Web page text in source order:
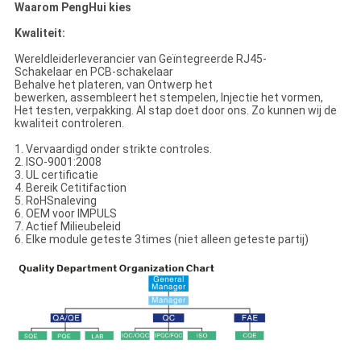
Waarom PengHui kies
Kwaliteit:
Wereldleiderleverancier van Geïntegreerde RJ45-
Schakelaar en PCB-schakelaar
Behalve het plateren, van Ontwerp het
bewerken, assembleert het stempelen, Injectie het vormen,
Het testen, verpakking. Al stap doet door ons. Zo kunnen wij de
kwaliteit controleren.
1. Vervaardigd onder strikte controles.
2. ISO-9001:2008
3. UL certificatie
4. Bereik Cetitifaction
5. RoHSnaleving
6. OEM voor IMPULS
7. Actief Milieubeleid
6. Elke module geteste 3times (niet alleen geteste partij)